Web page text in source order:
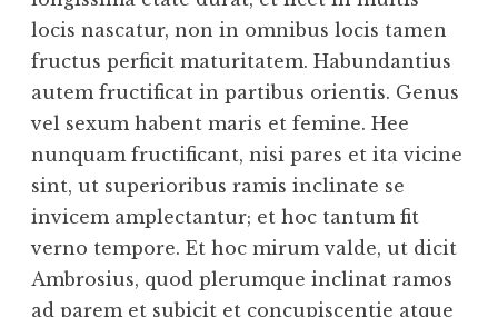
locis nascatur, non in omnibus locis tamen
fructus perficit maturitatem. Habundantius
autem fructificat in partibus orientis. Genus
vel sexum habent maris et femine. Hee
nunquam fructificant, nisi pares et ita vicine
sint, ut superioribus ramis inclinate se
invicem amplectantur; et hoc tantum fit
verno tempore. Et hoc mirum valde, ut dicit
Ambrosius, quod plerumque inclinat ramos
ad parem et subicit et concupiscentie atque